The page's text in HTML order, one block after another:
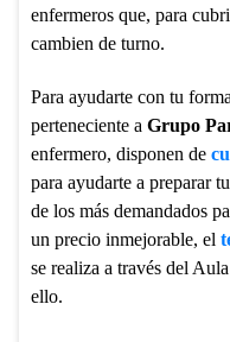
enfermeros que, para
cambien de turno.
Para ayudarte con tu
perteneciente a Grupo
enfermero, disponen de
para ayudarte a preparar
de los más demandados
un precio inmejorable, el
se realiza a través del
ello.